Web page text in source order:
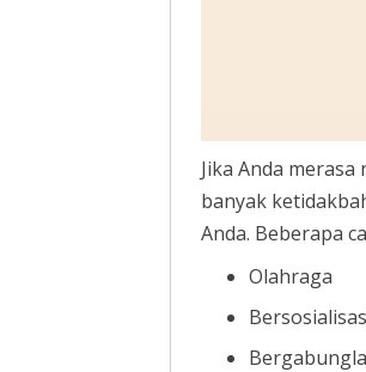
Jika Anda
banyak
Anda. Beberapa
Olahraga